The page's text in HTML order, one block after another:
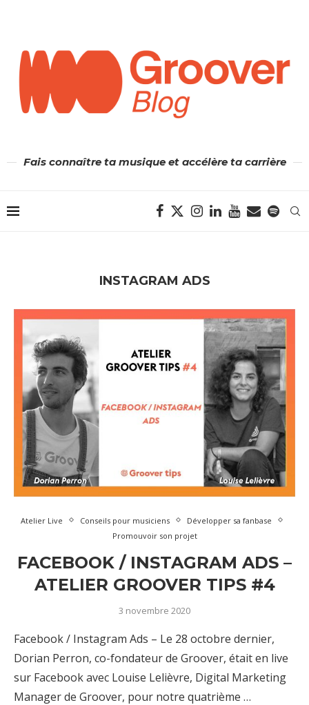
Fais connaître ta musique et accélère ta carrière
INSTAGRAM ADS
Atelier Live Conseils pour musiciens
Développer sa fanbase
Promouvoir son projet
FACEBOOK / INSTAGRAM ADS –
ATELIER GROOVER TIPS #4
3 novembre 2020
Facebook / Instagram Ads – Le 28 octobre dernier,
Dorian Perron, co-fondateur de Groover, était en live
sur Facebook avec Louise Lelièvre, Digital Marketing
Manager de Groover, pour notre quatrième …